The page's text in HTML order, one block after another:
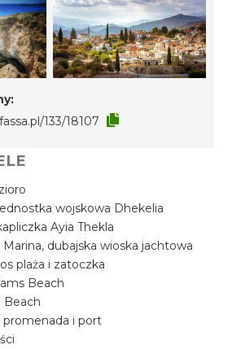
133/18107
wojskowa Dhekelia
Ayia Thekla
Marina, dubajska wioska jachtowa
plaża i zatoczka
Beach
Beach
promenada i port